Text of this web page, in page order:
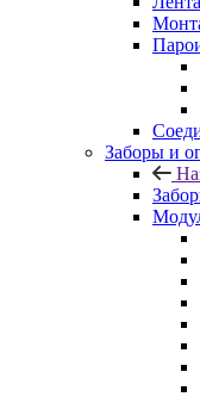
Заборы и